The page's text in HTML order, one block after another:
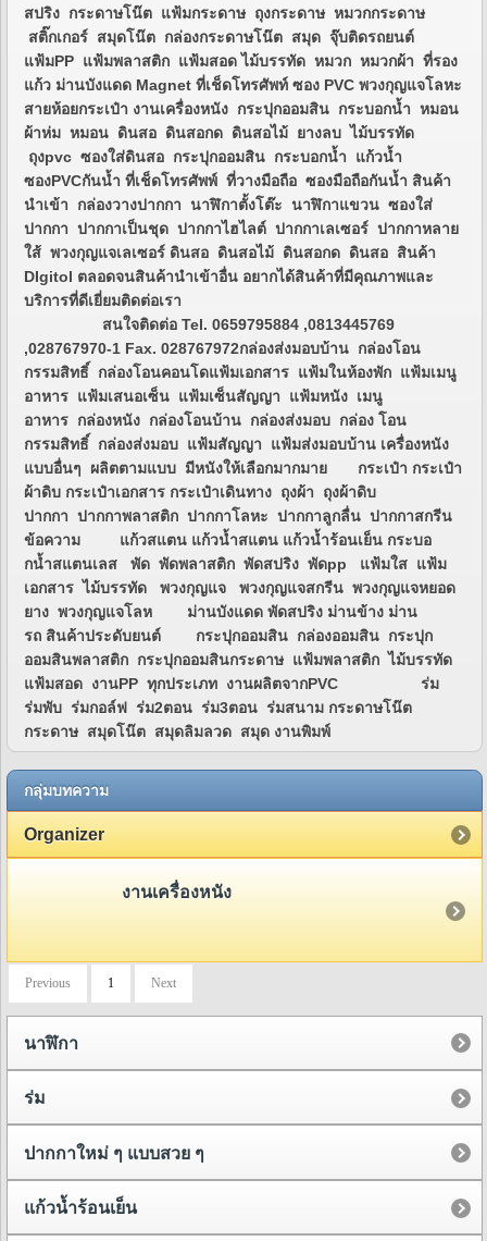
สปริง กระดาษโน๊ต แฟ้มกระดาษ ถุงกระดาษ หมวกกระดาษ
สติ๊กเกอร์ สมุดโน๊ต กล่องกระดาษโน๊ต สมุด จุ๊บติดรถยนต์
แฟ้มPP แฟ้มพลาสติก แฟ้มสอด ไม้บรรทัด หมวก หมวกผ้า ที่รอง
แก้ว ม่านบังแดด Magnet ที่เช็ดโทรศัพท์ ซอง PVC พวงกุญแจโลหะ
สายห้อยกระเป๋า งานเครื่องหนัง กระปุกออมสิน กระบอกน้ำ หมอน
ผ้าห่ม หมอน ดินสอ ดินสอกด ดินสอไม้ ยางลบ ไม้บรรทัด
ถุงpvc ซองใส่ดินสอ กระปุกออมสิน กระบอกน้ำ แก้วน้ำ
ซองPVCกันน้ำ ที่เช็ดโทรศัพพ์ ที่วางมือถือ ซองมือถือกันน้ำ สินค้า
นำเข้า กล่องวางปากกา นาฬิกาตั้งโต๊ะ นาฬิกาแขวน ซองใส่
ปากกา ปากกาเป็นชุด ปากกาไฮไลต์ ปากกาเลเซอร์ ปากกาหลาย
ใส้ พวงกุญแจเลเซอร์ ดินสอ ดินสอไม้ ดินสอกด ดินสอ สินค้า
DIgitol ตลอดจนสินค้านำเข้าอื่น อยากได้สินค้าที่มีคุณภาพและ
บริการที่ดีเยี่ยมติดต่อเรา
สนใจติดต่อ Tel. 0659795884 ,0813445769
,028767970-1 Fax. 028767972กล่องส่งมอบบ้าน กล่องโอน
กรรมสิทธิ์ กล่องโอนคอนโดแฟ้มเอกสาร แฟ้มในห้องพัก แฟ้มเมนู
อาหาร แฟ้มเสนอเซ็น แฟ้มเซ็นสัญญา แฟ้มหนัง เมนู
อาหาร กล่องหนัง กล่องโอนบ้าน กล่องส่งมอบ กล่อง โอน
กรรมสิทธิ์ กล่องส่งมอบ แฟ้มสัญญา แฟ้มส่งมอบบ้าน เครื่องหนัง
แบบอื่นๆ ผลิตตามแบบ มีหนังให้เลือกมากมาย กระเป๋า กระเป๋า
ผ้าดิบ กระเป๋าเอกสาร กระเป๋าเดินทาง ถุงผ้า ถุงผ้าดิบ
ปากกา ปากกาพลาสติก ปากกาโลหะ ปากกาลูกลื่น ปากกาสกรีน
ข้อความ แก้วสแตน แก้วน้ำสแตน แก้วน้ำร้อนเย็น กระบอ
กน้ำสแตนเลส พัด พัดพลาสติก พัดสปริง พัดpp แฟ้มใส แฟ้ม
เอกสาร ไม้บรรทัด พวงกุญแจ พวงกุญแจสกรีน พวงกุญแจหยอด
ยาง พวงกุญแจโลห ม่านบังแดด พัดสปริง ม่านข้าง ม่าน
รถ สินค้าประดับยนต์ กระปุกออมสิน กล่องออมสิน กระปุก
ออมสินพลาสติก กระปุกออมสินกระดาษ แฟ้มพลาสติก ไม้บรรทัด
แฟ้มสอด งานPP ทุกประเภท งานผลิตจากPVC ร่ม
ร่มพับ ร่มกอล์ฟ ร่ม2ตอน ร่ม3ตอน ร่มสนาม กระดาษโน๊ต
กระดาษ สมุดโน๊ต สมุดลิมลวด สมุด งานพิมพ์
กลุ่มบทความ
Organizer
งานเครื่องหนัง
Previous 1 Next
นาฬิกา
ร่ม
ปากกาใหม่ ๆ แบบสวย ๆ
แก้วน้ำร้อนเย็น